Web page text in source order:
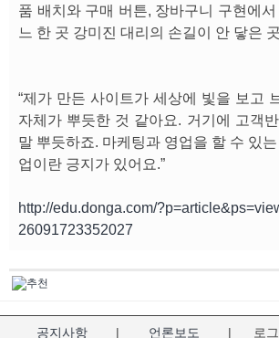
품 배치와 구매 버튼, 장바구니 구현에
느 한 곳 강미진 대리의 손길이 안 닿은
“제가 만든 사이트가 세상에 빛을 보고
자체가 뿌듯한 것 같아요. 거기에 고객
말 뿌듯하죠. 마케팅과 영업을 할 수 있
업이란 긍지가 있어요.”
http://edu.donga.com/
26091723352027
공지사항 | 언론보도 | 로